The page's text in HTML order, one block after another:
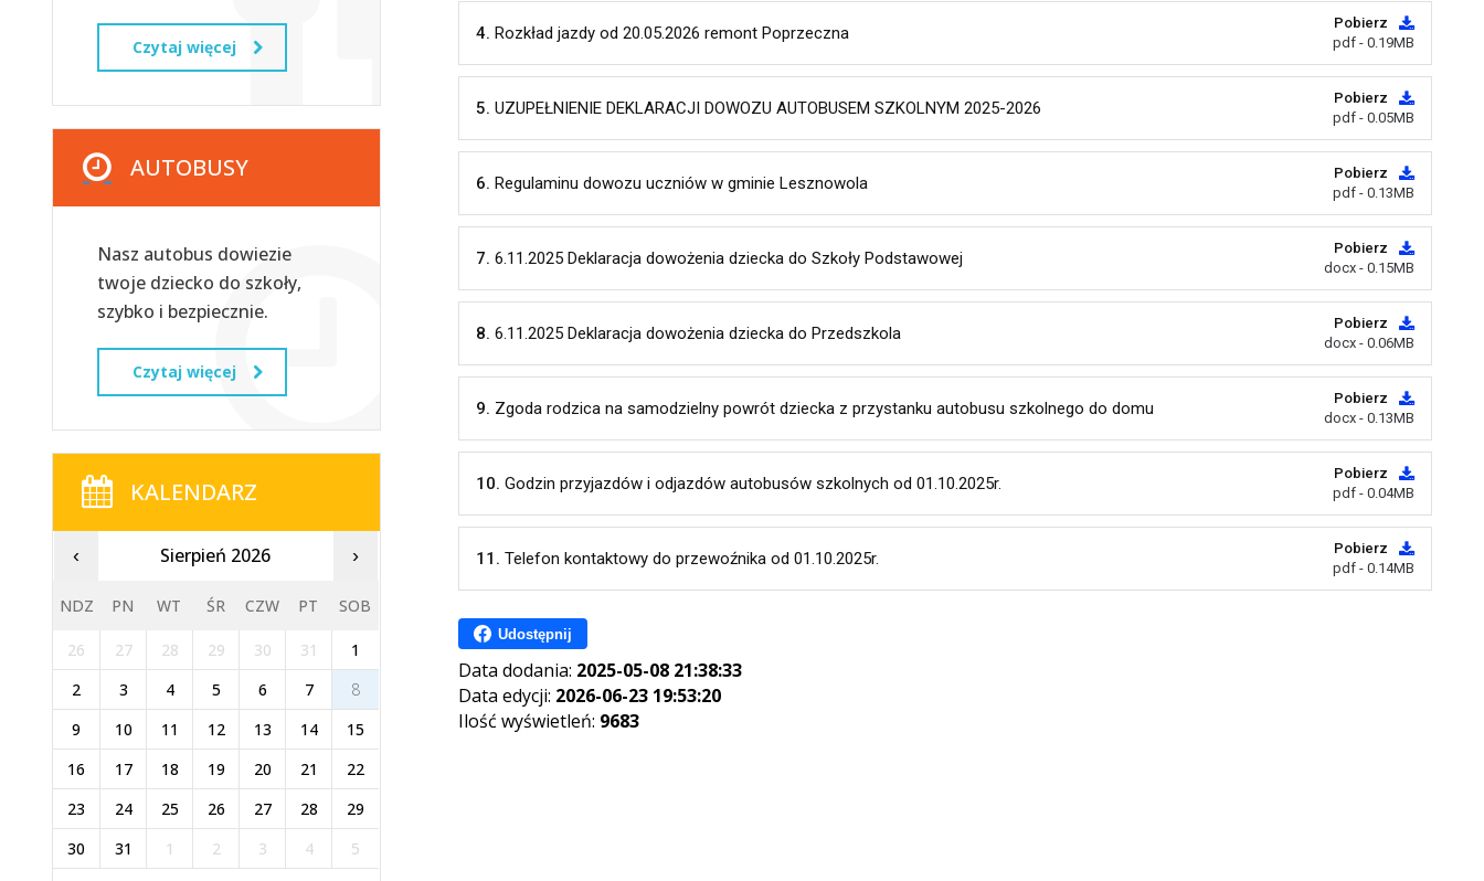
4. Rozkład jazdy od 20.05.2026 remont Poprzeczna
Pobierz
pdf - 0.19MB
5. UZUPEŁNIENIE DEKLARACJI DOWOZU AUTOBUSEM SZKOLNYM 2025-2026
Pobierz
pdf - 0.05MB
6. Regulaminu dowozu uczniów w gminie Lesznowola
Pobierz
pdf - 0.13MB
7. 6.11.2025 Deklaracja dowożenia dziecka do Szkoły Podstawowej
Pobierz
docx - 0.15MB
8. 6.11.2025 Deklaracja dowożenia dziecka do Przedszkola
Pobierz
docx - 0.06MB
9. Zgoda rodzica na samodzielny powrót dziecka z przystanku autobusu szkolnego do domu
Pobierz
docx - 0.13MB
10. Godzin przyjazdów i odjazdów autobusów szkolnych od 01.10.2025r.
Pobierz
pdf - 0.04MB
11. Telefon kontaktowy do przewoźnika od 01.10.2025r.
Pobierz
pdf - 0.14MB
Udostępnij
Data dodania: 2025-05-08 21:38:33
Data edycji: 2026-06-23 19:53:20
Ilość wyświetleń: 9683
Czytaj więcej
AUTOBUSY
Nasz autobus dowiezie
twoje dziecko do szkoły,
szybko i bezpiecznie.
Czytaj więcej
KALENDARZ
‹ Sierpień 2026 ›
NDZ PN WT ŚR CZW PT SOB
26 27 28 29 30 31
1
2
3 4 5 6 7
8
9
10 11 12 13 14
15
16
17 18 19 20 21
22
23
24 25 26 27 28
29
30
31 1 2 3 4 5